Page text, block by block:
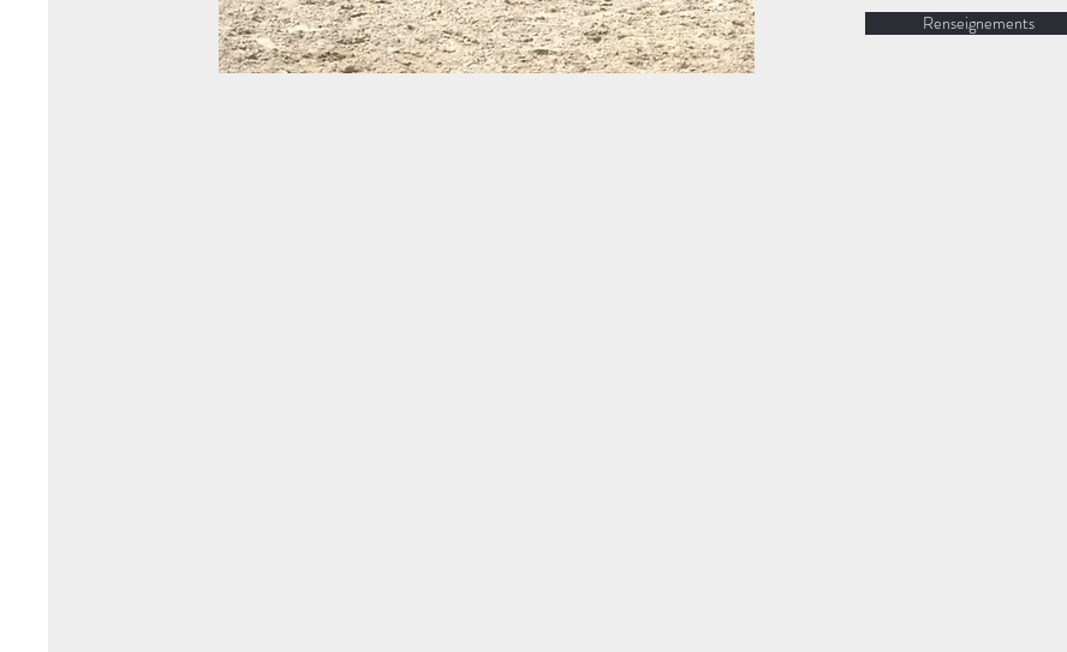
Renseignements